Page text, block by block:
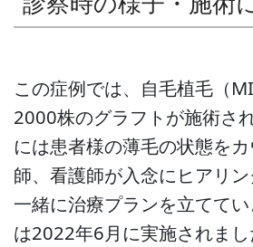
この症例では、自毛植毛（
2000株のグラフトが施術さ
には患者様の薄毛の状態を
師、看護師が入念にヒアリ
一緒に治療プランを立てて
は2022年6月に実施されま